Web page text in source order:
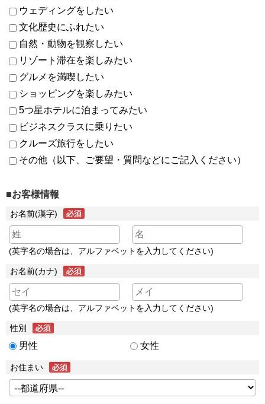
ウェディングをしたい
文化歴史にふれたい
自然・動物を観察したい
リゾート滞在を楽しみたい
グルメを満喫したい
ショッピングを楽しみたい
5つ星ホテルに泊まってみたい
ビジネスクラスに乗りたい
クルーズ旅行をしたい
その他（以下、ご要望・質問などにご記入ください）
■お客様情報
お名前(漢字)
(英字名の場合は、アルファベットを入力してください)
お名前(カナ)
(英字名の場合は、アルファベットを入力してください)
性別
男性 女性
お住まい